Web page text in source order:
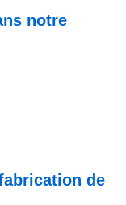
notre
de